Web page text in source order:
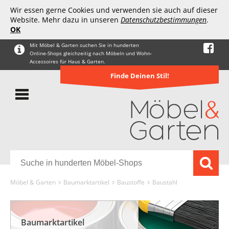
Wir essen gerne Cookies und verwenden sie auch auf dieser
Website. Mehr dazu in unseren Datenschutzbestimmungen.
OK
Mit Möbel & Garten suchen Sie in hunderten
Online-Shops gleichzeitig nach Möbeln und Wohn-
Accessoires für Haus & Garten.
Finde Deinen Stil!
Möbel & Garten Baumarktartikel Baustoffe Baustahl
Baumarktartikel